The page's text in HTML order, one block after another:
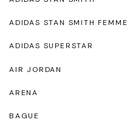
ADIDAS STAN SMITH FEMME
ADIDAS SUPERSTAR
AIR JORDAN
ARENA
BAGUE